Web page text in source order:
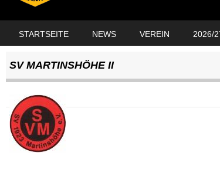
MENU
STARTSEITE NEWS VEREIN 2026/
SV MARTINSHÖHE II